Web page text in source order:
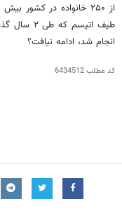
از ۲۵۰ خانواده در کشور بیش از ۲ فرزند طیف
طیف اتیسم
که طی ۲
انجام شد، ادامه نیافت؟
کد مطلب6434512